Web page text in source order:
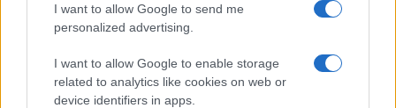
I want to allow Google to send me
personalized advertising.
I want to allow Google to enable storage
related to analytics like cookies on web or
device identifiers in apps.
Samsung Galaxy S26